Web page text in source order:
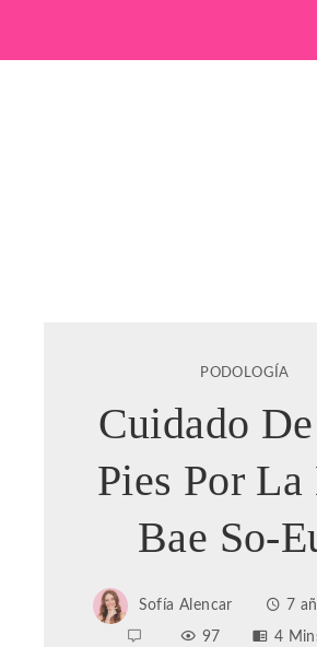
PODOLOGÍA
Cuidado
Pies Por La
Bae So-
Sofía Alencar
7
97
4